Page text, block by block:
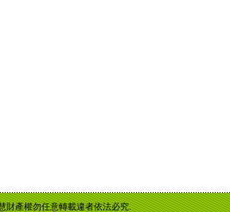
財產權勿任意轉載違者依法必究.